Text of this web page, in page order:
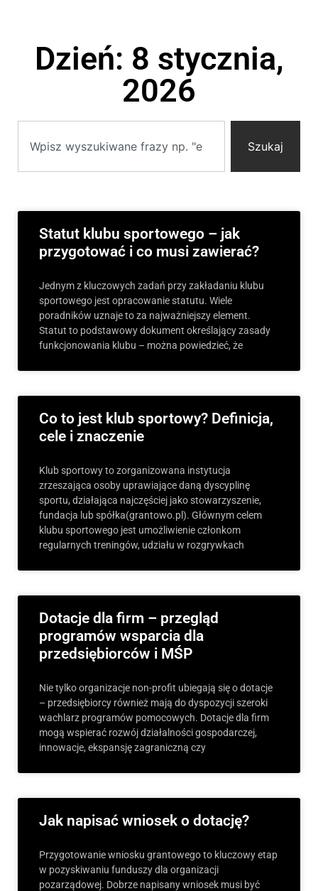
Dzień: 8 stycznia,
2026
Szukaj
Statut klubu sportowego – jak
przygotować i co musi zawierać?
Jednym z kluczowych zadań przy zakładaniu klubu
sportowego jest opracowanie statutu. Wiele
poradników uznaje to za najważniejszy element.
Statut to podstawowy dokument określający zasady
funkcjonowania klubu – można powiedzieć, że
Co to jest klub sportowy? Definicja,
cele i znaczenie
Klub sportowy to zorganizowana instytucja
zrzeszająca osoby uprawiające daną dyscyplinę
sportu, działająca najczęściej jako stowarzyszenie,
fundacja lub spółka(grantowo.pl). Głównym celem
klubu sportowego jest umożliwienie członkom
regularnych treningów, udziału w rozgrywkach
Dotacje dla firm – przegląd
programów wsparcia dla
przedsiębiorców i MŚP
Nie tylko organizacje non-profit ubiegają się o dotacje
– przedsiębiorcy również mają do dyspozycji szeroki
wachlarz programów pomocowych. Dotacje dla firm
mogą wspierać rozwój działalności gospodarczej,
innowacje, ekspansję zagraniczną czy
Jak napisać wniosek o dotację?
Przygotowanie wniosku grantowego to kluczowy etap
w pozyskiwaniu funduszy dla organizacji
pozarządowej. Dobrze napisany wniosek musi być